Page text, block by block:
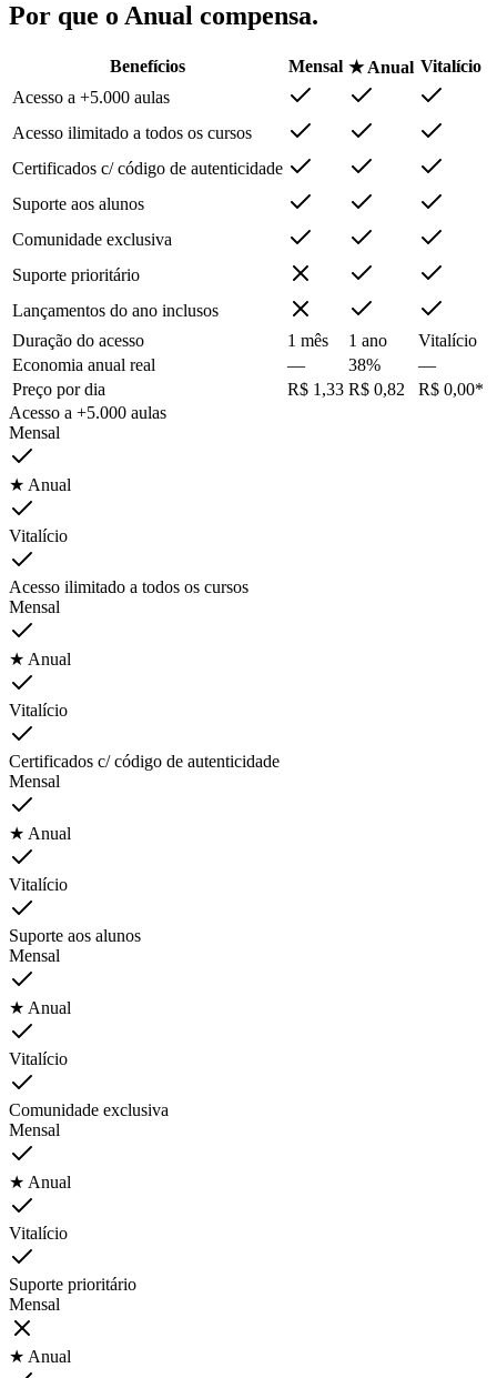
Por que o Anual compensa.
Benefícios Mensal ★ Anual Vitalício
Acesso a +5.000 aulas
Acesso ilimitado a todos os cursos
Certificados c/ código de autenticidade
Suporte aos alunos
Comunidade exclusiva
Suporte prioritário
Lançamentos do ano inclusos
Duração do acesso
1 mês 1 ano
Vitalício
Economia anual real
— 38%
—
Preço por dia
R$ 1,33 R$ 0,82
R$ 0,00*
Acesso a +5.000 aulas
Mensal
★ Anual
Vitalício
Acesso ilimitado a todos os cursos
Mensal
★ Anual
Vitalício
Certificados c/ código de autenticidade
Mensal
★ Anual
Vitalício
Suporte aos alunos
Mensal
★ Anual
Vitalício
Comunidade exclusiva
Mensal
★ Anual
Vitalício
Suporte prioritário
Mensal
★ Anual